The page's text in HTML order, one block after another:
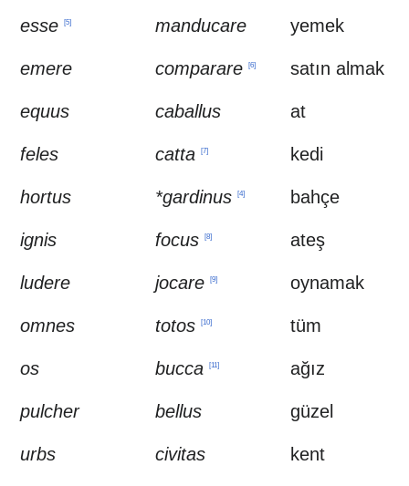
esse [5] manducare yemek
emere comparare [6] satın almak
equus caballus at
feles catta [7] kedi
hortus *gardinus [4] bahçe
ignis focus [8] ateş
ludere jocare [9] oynamak
omnes totos [10] tüm
os bucca [11] ağız
pulcher bellus güzel
urbs civitas kent